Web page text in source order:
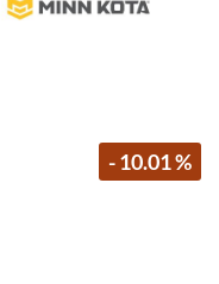
von 5 Sternen
- 10.01 %